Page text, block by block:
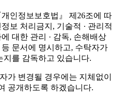
인정보보호법』 제26조에 따
보 처리금지, 기술적 · 관리적
대한 관리 · 감독, 손해배상
문서에 명시하고, 수탁자가
를 감독하고 있습니다.
가 변경될 경우에는 지체없이
공개하도록 하겠습니다.